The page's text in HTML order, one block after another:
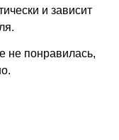
и зависит
не понравилась,